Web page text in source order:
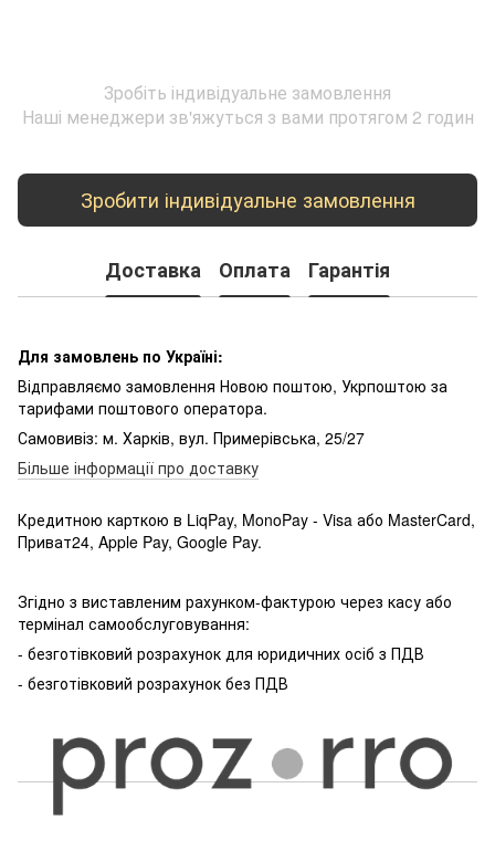
Зробіть індивідуальне замовлення
Наші менеджери зв'яжуться з вами протягом 2 годин
Зробити індивідуальне замовлення
Доставка Оплата Гарантія
Для замовлень по Україні:
Відправляємо замовлення Новою поштою, Укрпоштою за
тарифами поштового оператора.
Самовивіз: м. Харків, вул. Примерівська, 25/27
Більше інформації про доставку
Кредитною карткою в LiqPay, MonoPay - Visa або MasterCard,
Приват24, Apple Pay, Google Pay.
Згідно з виставленим рахунком-фактурою через касу або
термінал самообслуговування:
- безготівковий розрахунок для юридичних осіб з ПДВ
- безготівковий розрахунок без ПДВ